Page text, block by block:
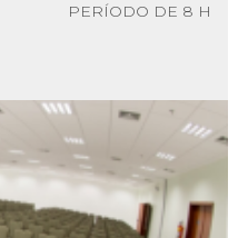
PERÍODO DE 8 H